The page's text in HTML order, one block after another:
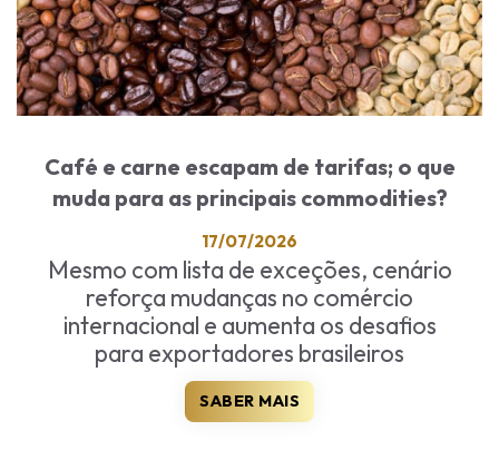
Café e carne escapam de tarifas; o que
muda para as principais commodities?
17/07/2026
Mesmo com lista de exceções, cenário
reforça mudanças no comércio
internacional e aumenta os desafios
para exportadores brasileiros
SABER MAIS